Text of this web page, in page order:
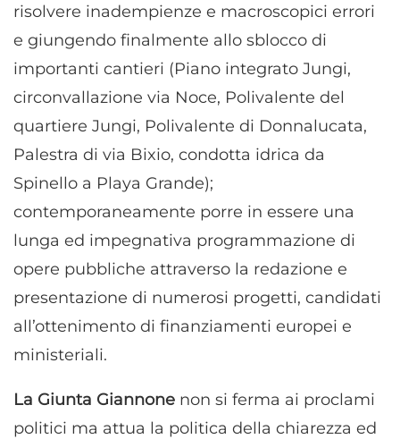
risolvere inadempienze e macroscopici errori
e giungendo finalmente allo sblocco di
importanti cantieri (Piano integrato Jungi,
circonvallazione via Noce, Polivalente del
quartiere Jungi, Polivalente di Donnalucata,
Palestra di via Bixio, condotta idrica da
Spinello a Playa Grande);
contemporaneamente porre in essere una
lunga ed impegnativa programmazione di
opere pubbliche attraverso la redazione e
presentazione di numerosi progetti, candidati
all’ottenimento di finanziamenti europei e
ministeriali.
La Giunta Giannone non si ferma ai proclami
politici ma attua la politica della chiarezza ed